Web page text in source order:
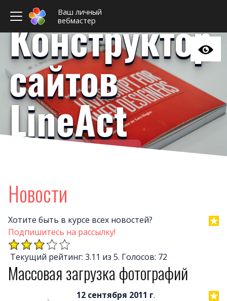
Ваш личный
вебмастер
Почему LineAct
О
Конструктор
сайтов
LineAct
Ваш личный вебмастер
Новости
Хотите быть в курсе всех новостей?
Подпишитесь на рассылку!
Текущий рейтинг: 3.11 из 5. Голосов: 72
Массовая загрузка фотографий
12 сентября 2011 г.